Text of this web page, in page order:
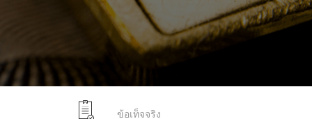
ข้อเท็จจริง